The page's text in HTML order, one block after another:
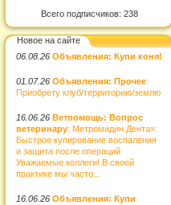
Всего подписчиков: 238
Новое на сайте
06.08.26 Объявления: Купи коня!
01.07.26 Объявления: Прочее:
Приобрету клуб/территорию/землю
16.06.26 Ветпомощь: Вопрос
ветеринару: Метромидин Дента»:
Быстрое купирование воспаления
и защита после операций
Уважаемые коллеги! В своей
практике мы часто...
16.06.26 Объявления: Купи